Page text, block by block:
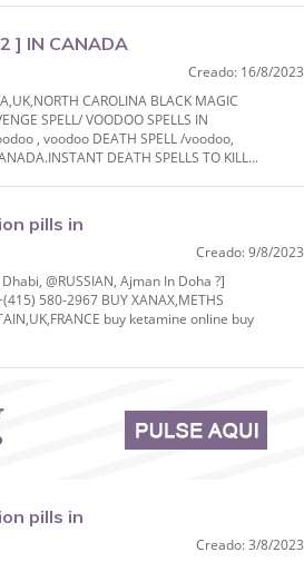
] IN CANADA
Creado: 16/8/2023
CAROLINA BLACK MAGIC
SPELL/ VOODOO SPELLS IN
, voodoo DEATH SPELL /voodoo,
DEATH SPELLS TO KILL...
pills in
Creado: 9/8/2023
@RUSSIAN, Ajman In Doha ?]
580-2967 BUY XANAX,METHS
buy ketamine online buy
pills in
Creado: 3/8/2023